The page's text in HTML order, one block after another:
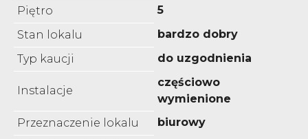
Piętro
5
Stan lokalu
bardzo dobry
Typ kaucji
do uzgodnienia
Instalacje
częściowo
wymienione
Przeznaczenie lokalu
biurowy